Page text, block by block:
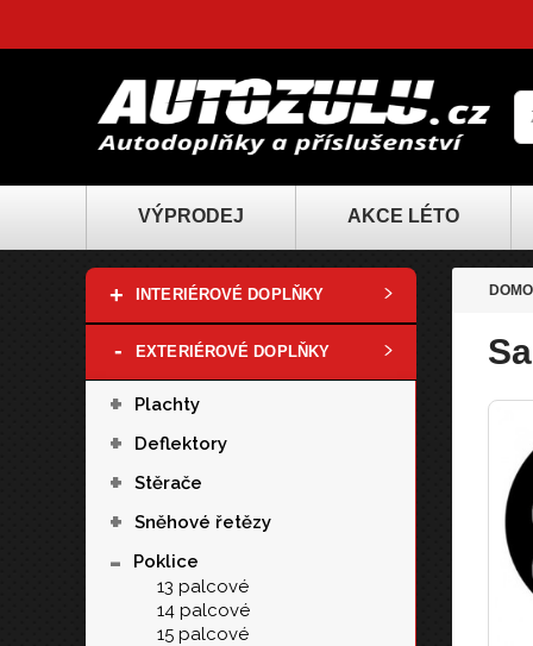
VÝPRODEJ AKCE LÉTO
+ INTERIÉROVÉ DOPLŇKY
- EXTERIÉROVÉ DOPLŇKY
+ Plachty
+ Deflektory
+ Stěrače
+ Sněhové řetězy
-
Poklice
13 palcové
14 palcové
15 palcové